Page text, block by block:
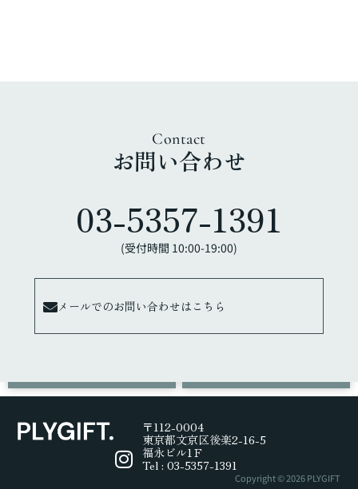
Contact
お問い合わせ
03-5357-1391
(受付時間 10:00-19:00)
メールでのお問い合わせはこちら
03-
〒112-0004
東京都文京区後楽2-16-5
福永ビル1Ｆ
Tel : 03-5357-1391
Copyright © 2026 PLYGIFT